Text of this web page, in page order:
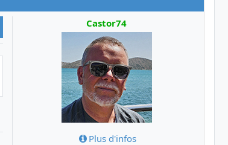
Castor74
Plus d'infos